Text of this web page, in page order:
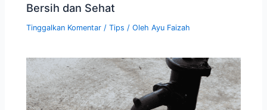
Bersih dan Sehat
Tinggalkan Komentar /Tips / OlehAyu Faizah